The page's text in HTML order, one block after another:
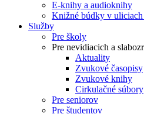
E-knihy a audioknihy
Knižné búdky v
Služby
Pre školy
Pre nevidiacich a
Aktuality
Zvukové časopisy
Zvukové knihy
Cirkulačné súbory
Pre seniorov
Pre študentov